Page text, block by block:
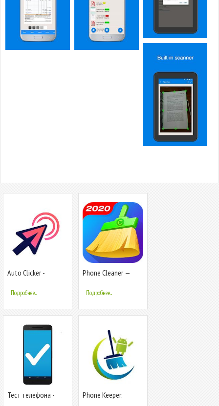
Auto Clicker -
кликер, Easy Touch
Подробнее...
Phone Cleaner —
очистки кэша
Подробнее...
Тест телефона -
Phone Keeper: